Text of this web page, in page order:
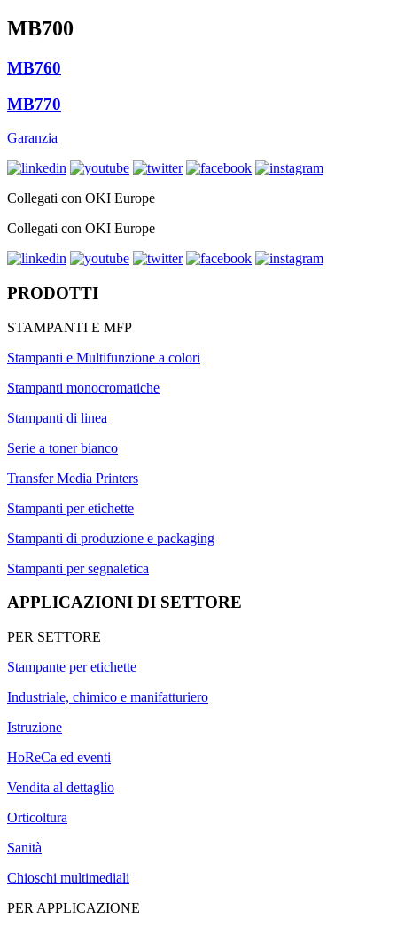
MB700
MB760
MB770
Garanzia
Collegati con OKI Europe
Collegati con OKI Europe
PRODOTTI
STAMPANTI E MFP
Stampanti e Multifunzione a colori
Stampanti monocromatiche
Stampanti di linea
Serie a toner bianco
Transfer Media Printers
Stampanti per etichette
Stampanti di produzione e packaging
Stampanti per segnaletica
APPLICAZIONI DI SETTORE
PER SETTORE
Stampante per etichette
Industriale, chimico e manifatturiero
Istruzione
HoReCa ed eventi
Vendita al dettaglio
Orticoltura
Sanità
Chioschi multimediali
PER APPLICAZIONE